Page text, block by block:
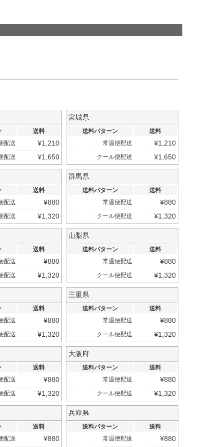
送料
配送
¥1,210
配送 ¥1,650
宮城県
送料パターン
送料
常温便配送
¥1,210
クール便配送 ¥1,650
送料
配送
¥880
配送 ¥1,320
群馬県
送料パターン
送料
常温便配送
¥880
クール便配送 ¥1,320
送料
配送
¥880
配送 ¥1,320
山梨県
送料パターン
送料
常温便配送
¥880
クール便配送 ¥1,320
送料
配送
¥880
配送 ¥1,320
三重県
送料パターン
送料
常温便配送
¥880
クール便配送 ¥1,320
送料
配送
¥880
配送 ¥1,320
大阪府
送料パターン
送料
常温便配送
¥880
クール便配送 ¥1,320
送料
配送
¥880
兵庫県
送料パターン
送料
常温便配送
¥880